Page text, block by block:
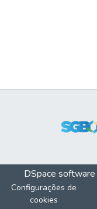
DSpace software
Configurações de
cookies